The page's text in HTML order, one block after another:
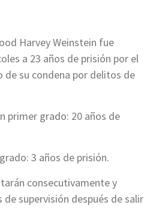
Harvey Weinstein fue
a 23 años de prisión por el
de su condena por delitos de
primer grado: 20 años de
3 años de prisión.
consecutivamente y
de supervisión después de salir